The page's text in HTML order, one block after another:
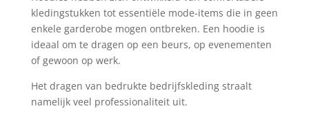
kledingstukken tot essentiële mode-items die in geen
enkele garderobe mogen ontbreken. Een hoodie is
ideaal om te dragen op een beurs, op evenementen
of gewoon op werk.
Het dragen van bedrukte bedrijfskleding straalt
namelijk veel professionaliteit uit.